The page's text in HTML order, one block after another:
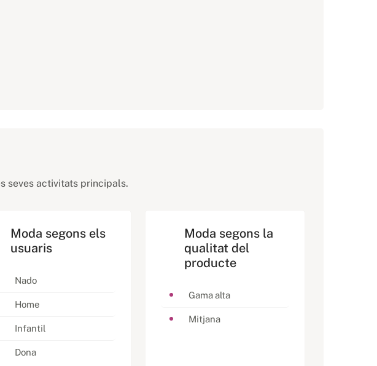
seves activitats principals.
Moda segons els
usuaris
Nado
Home
Infantil
Dona
Moda segons la
qualitat del
producte
Gama alta
Mitjana